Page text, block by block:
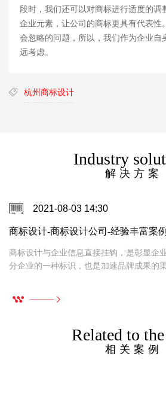
段时，我们还可以对商标进行适度的调
企业元素，让公司的商标更具有代表性
会忽略的问题，所以，我们作为企业自
远考虑。
杭州商标设计
Industry
解决方案
2021-08-03 14:30
商标设计-商标设计公司-经验丰富案
商标设计与企业信息直接挂钩，是彰显企
分企业的一种标识，也是加速品牌成果的渠
Related to the
相关案例